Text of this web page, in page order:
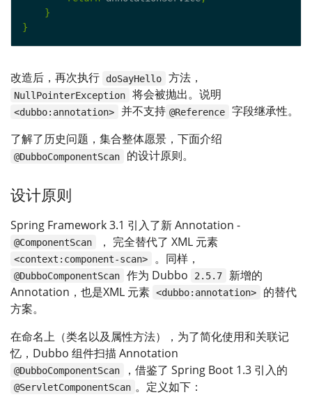
}
}
改造后，再次执行 doSayHello 方法，
NullPointerException 将会被抛出。说明
<dubbo:annotation> 并不支持 @Reference
字段继承性。
了解了历史问题，集合整体愿景，下面介绍
@DubboComponentScan 的设计原则。
设计原则
Spring Framework 3.1 引入了新 Annotation -
@ComponentScan ， 完全替代了 XML 元素
<context:component-scan> 。同样，
@DubboComponentScan 作为 Dubbo 2.5.7
新增的
Annotation，也是XML 元素 <dubbo:annotation>
的替代
方案。
在命名上（类名以及属性方法），为了简化使用和关联记
忆，Dubbo 组件扫描 Annotation
@DubboComponentScan ，借鉴了 Spring Boot 1.3 引入的
@ServletComponentScan 。定义如下：